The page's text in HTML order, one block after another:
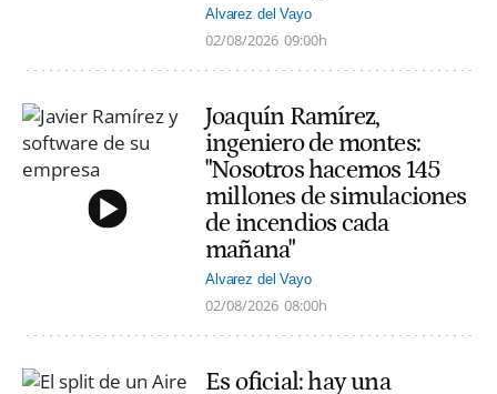
Alvarez del Vayo
02/08/2026 09:00h
Joaquín Ramírez,
ingeniero de montes:
"Nosotros hacemos 145
millones de simulaciones
de incendios cada
mañana"
Alvarez del Vayo
02/08/2026 08:00h
Es oficial: hay una